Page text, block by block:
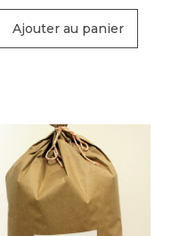
Ajouter au panier